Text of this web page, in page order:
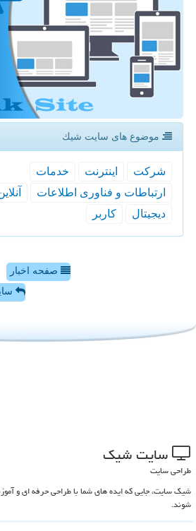
موضوع های سایت شیك
شركت اینترنت
خدمات
ارتباطات و فناوری اطلاعات
دیجیتال
كاربر
صفحه اخبار
سایت شیك
طراحی سایت
شیک سایت، جایی که ایده های شما با طراحی حرفه ای و
شوند.